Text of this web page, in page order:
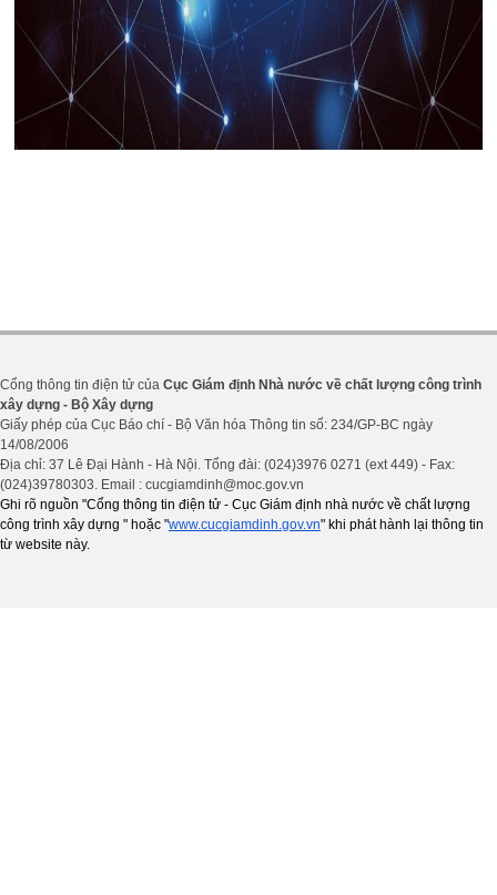
Cổng thông tin điện tử của Cục Giám định Nhà nước về chất lượng công trình
xây dựng - Bộ Xây dựng
Giấy phép của Cục Báo chí - Bộ Văn hóa Thông tin số: 234/GP-BC ngày
14/08/2006
Địa chỉ: 37 Lê Đại Hành - Hà Nội. Tổng đài: (024)3976 0271 (ext 449) - Fax:
(024)39780303. Email : cucgiamdinh@moc.gov.vn
Ghi rõ nguồn "Cổng thông tin điện tử - Cục Giám định nhà nước về chất lượng
công trình xây dựng " hoặc "www.cucgiamdinh.gov.vn" khi phát hành lại thông tin
từ website này.